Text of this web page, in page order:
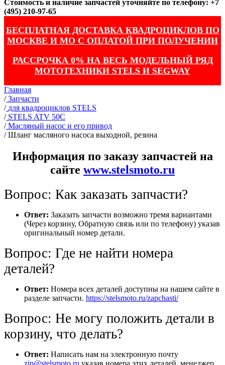
Стоимость и наличие запчастей уточняйте по телефону: +7
(495) 210-97-65
БЕСПЛАТНАЯ ДОСТАВКА КВАДРОЦИКЛОВ ПО
МОСКВЕ И МО С ОПЛАТОЙ ПРИ ПОЛУЧЕНИИ
РАССРОЧКА 0% НА ВЕСЬ МОДЕЛЬНЫЙ РЯД
МОТОТЕХНИКИ STELS И SEGWAY
Главная
/ Запчасти
/ для квадроциклов STELS
/ STELS ATV 50С
/ Масляный насос и его привод
/Шланг масляного насоса выходной, резина
Информация по заказу запчастей на
сайте www.stelsmoto.ru
Вопрос: Как заказать запчасти?
Ответ: Заказать запчасти возможно тремя вариантами
(Через корзину, Обратную связь или по телефону) указав
оригинальный номер детали.
Вопрос: Где не найти номера
деталей?
Ответ: Номера всех деталей доступны на нашем сайте в
разделе запчасти. https://stelsmoto.ru/zapchasti/
Вопрос: Не могу положить детали в
корзину, что делать?
Ответ: Написать нам на электронную почту
zip@stelsmoto.ru указав номера этих деталей, менеджер